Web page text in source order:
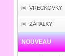
VRECKOVKY
ZÁPALKY
NOUVEAU